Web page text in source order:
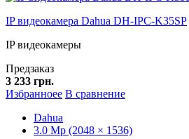
IP видеокамера Dahua DH-IPC-K35SP
IP видеокамеры
Предзаказ
3 233 грн.
Избранноее В сравнение
Dahua
3.0 Mp (2048 × 1536)